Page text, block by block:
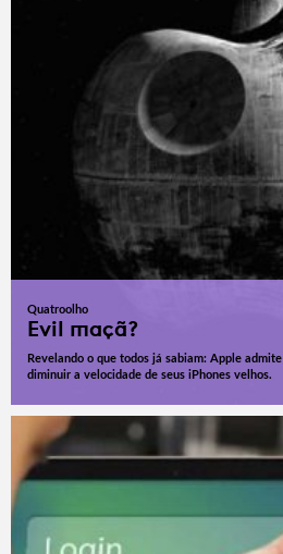
Quatroolho
Evil maçã?
Revelando o que todos já sabiam: Apple admite
diminuir a velocidade de seus iPhones velhos.